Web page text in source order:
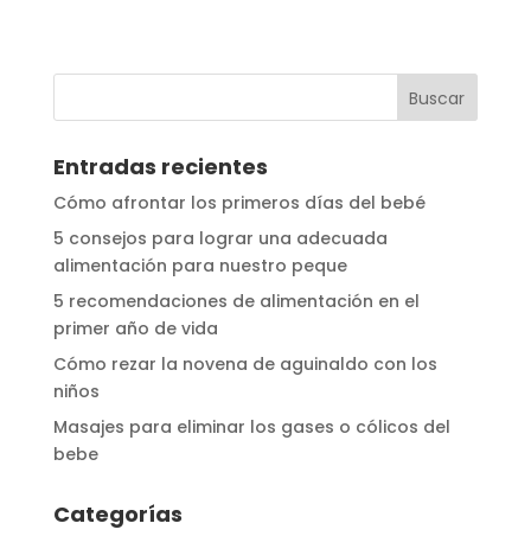
Entradas recientes
Cómo afrontar los primeros días del bebé
5 consejos para lograr una adecuada
alimentación para nuestro peque
5 recomendaciones de alimentación en el
primer año de vida
Cómo rezar la novena de aguinaldo con los
niños
Masajes para eliminar los gases o cólicos del
bebe
Categorías